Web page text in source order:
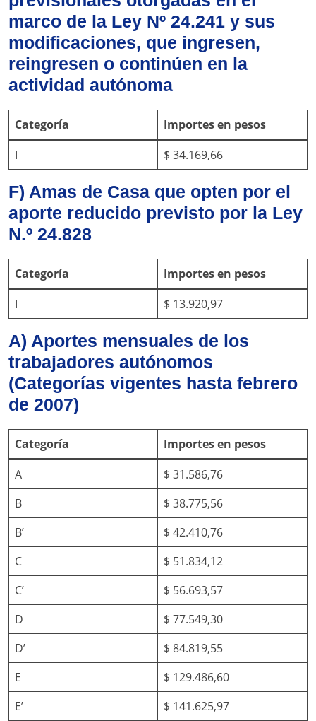
marco de la Ley Nº 24.241 y sus
modificaciones, que ingresen,
reingresen o continúen en la
actividad autónoma
Categoría
Importes en pesos
I
$ 34.169,66
F) Amas de Casa que opten por el
aporte reducido previsto por la Ley
N.º 24.828
Categoría
Importes en pesos
I
$ 13.920,97
A) Aportes mensuales de los
trabajadores autónomos
(Categorías vigentes hasta febrero
de 2007)
Categoría
Importes en pesos
A
$ 31.586,76
B
$ 38.775,56
B’
$ 42.410,76
C
$ 51.834,12
C’
$ 56.693,57
D
$ 77.549,30
D’
$ 84.819,55
E
$ 129.486,60
E’
$ 141.625,97